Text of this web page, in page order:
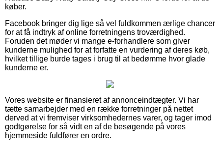
køber.
Facebook bringer dig lige så vel fuldkommen ærlige chancer
for at få indtryk af online forretningens troværdighed.
Foruden det møder vi mange e-forhandlere som giver
kunderne mulighed for at forfatte en vurdering af deres køb,
hvilket tillige burde tages i brug til at bedømme hvor glade
kunderne er.
Vores website er finansieret af annonceindtægter. Vi har
tætte samarbejder med en række forretninger på nettet
derved at vi fremviser virksomhedernes varer, og tager imod
godtgørelse for så vidt en af de besøgende på vores
hjemmeside fuldfører en ordre.